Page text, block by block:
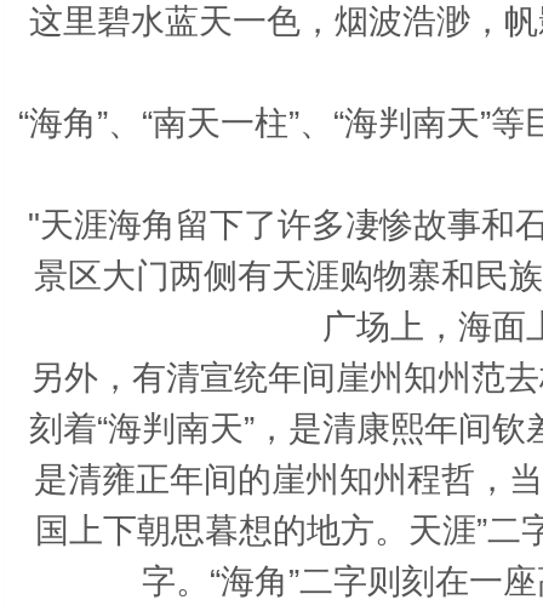
这里碧水蓝天一色，烟波浩渺，
“海角”、“南天一柱”、“海判南天”
"天涯海角留下了许多凄惨故事和
景区大门两侧有天涯购物寨和民
广场上，海面
另外，有清宣统年间崖州知州范
刻着“海判南天”，是清康熙年间
是清雍正年间的崖州知州程哲，
国上下朝思暮想的地方。天涯”二
字。“海角”二字则刻在一